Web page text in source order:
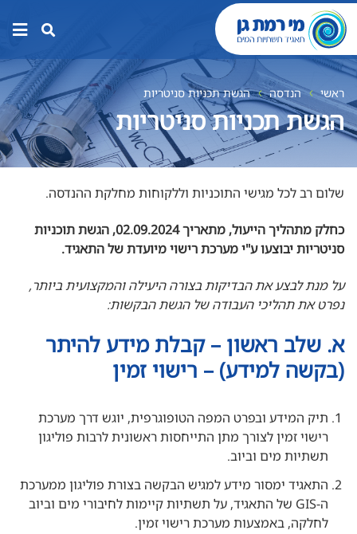
ראשי הנדסה הגשת תכניות סניטריות
הגשת תכניות סניטריות
שלום רב לכל מגישי התוכניות וללקוחות מחלקת ההנדסה.
כחלק מתהליך הייעול, מתאריך 02.09.2024, הגשת תוכניות
סניטריות יבוצעו ע"י מערכת רישוי מיועדת של התאגיד.
על מנת לבצע את הבדיקות בצורה היעילה והמקצועית ביותר,
נפרט את תהליכי העבודה של הגשת הבקשות:
א. שלב ראשון – קבלת מידע להיתר
(בקשה למידע) – רישוי זמין
תיק המידע ובפרט המפה הטופוגרפית, יוגש דרך מערכת
רישוי זמין לצורך מתן התייחסות ראשונית לרבות פוליגון
תשתיות מים וביוב.
התאגיד ימסור מידע למגיש הבקשה בצורת פוליגון ממערכת
ה-GIS של התאגיד, על תשתיות קיימות לחיבורי מים וביוב
לחלקה, באמצעות מערכת רישוי זמין.